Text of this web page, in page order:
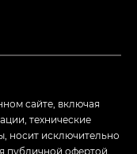
сайте, включая
технические
носит исключительно
публичной офертой,